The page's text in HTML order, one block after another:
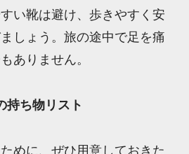
い靴は避け、歩きやすく安
しょう。旅の途中で足を痛
ありません。
持ち物リスト
めに、ぜひ用意しておきた